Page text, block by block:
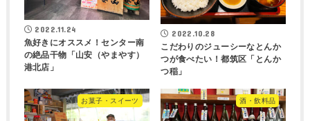
2022.11.24
魚好きにオススメ！センター南
の絶品干物「山安（やまやす）
港北店」
2022.10.28
こだわりのジューシーなとんか
つが食べたい！都筑区「とんか
つ稲」
お菓子・スイーツ 酒・飲料品